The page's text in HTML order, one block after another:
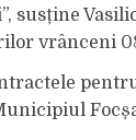
susține
vrânceni